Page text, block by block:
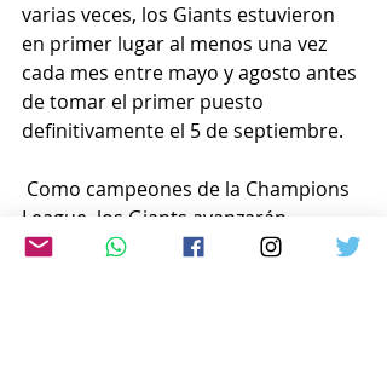
varias veces, los Giants estuvieron
en primer lugar al menos una vez
cada mes entre mayo y agosto antes
de tomar el primer puesto
definitivamente el 5 de septiembre.
Como campeones de la Champions
League, los Giants avanzarán
directamente a la fase final de la